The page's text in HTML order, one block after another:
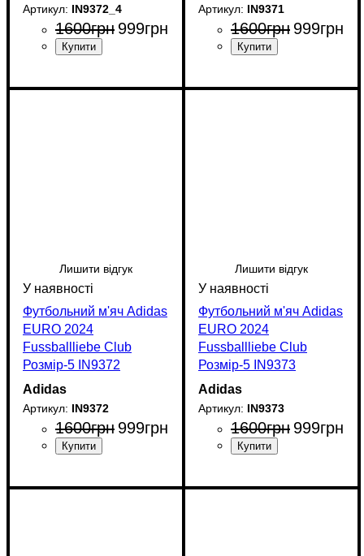
IN9372_4
1600грн 999грн
IN9371
1600грн 999грн
Лишити відгук
Футбольний м'яч Adidas
EURO 2024
Fussballliebe Club
Розмір-5 IN9372
Adidas
IN9372
1600грн 999грн
Лишити відгук
Футбольний м'яч Adidas
EURO 2024
Fussballliebe Club
Розмір-5 IN9373
Adidas
IN9373
1600грн 999грн